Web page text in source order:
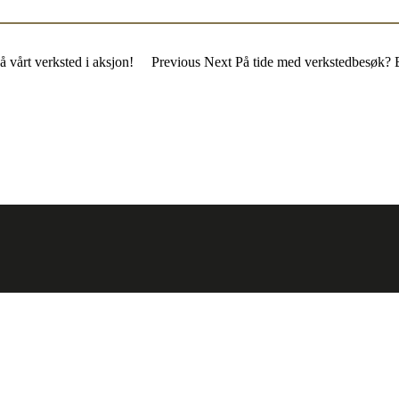
vårt verksted i aksjon! Previous Next På tide med verkstedbesøk?